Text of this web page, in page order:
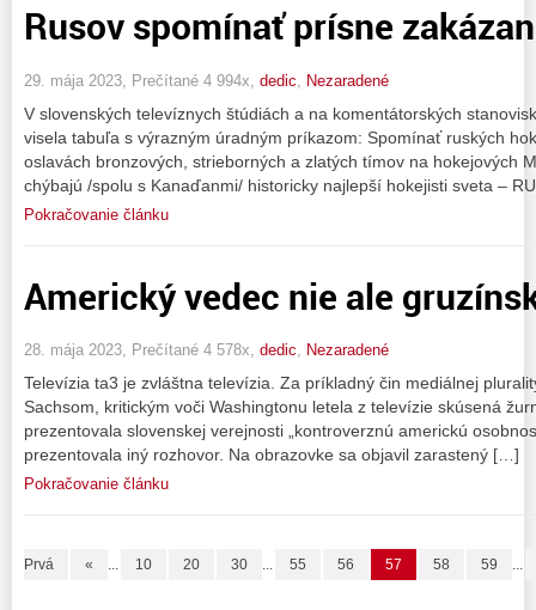
Rusov spomínať prísne
29. mája 2023, Prečítané 4 994x, dedic Nezaradené
V slovenských televíznych štúdiách a na komentátorských
visela tabuľa s výrazným úradným príkazom: Spomínať ruských
oslavách bronzových, strieborných a zlatých tímov na hokejových
chýbajú /spolu s Kanaďanmi/ historicky najlepší hokejisti sveta –
Pokračovanie článku
Americký vedec nie ale
28. mája 2023, Prečítané 4 578x, dedic, Nezaradené
Televízia ta3 je zvláštna televízia. Za príkladný čin mediálnej
Sachsom, kritickým voči Washingtonu letela z televízie skúsená
prezentovala slovenskej verejnosti „kontroverznú americkú
prezentovala iný rozhovor. Na obrazovke sa objavil zarastený […]
Pokračovanie článku
Prvá « ... 10 20 30 ... 55 56 57 58 59 ...